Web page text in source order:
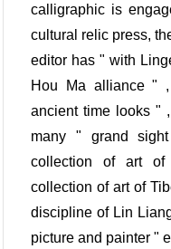
calligraphic is
cultural relic press,
editor has " with
Hou Ma alliance "
ancient time looks "
many " grand
collection of art
collection of art of
discipline of Lin
picture and painter "